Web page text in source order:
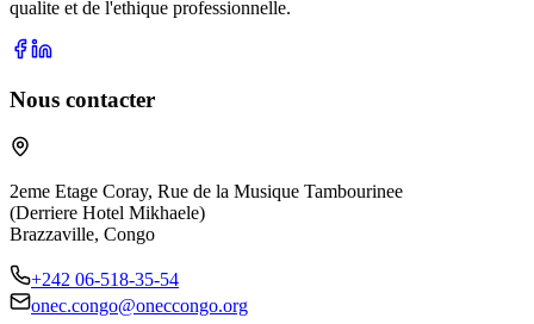
qualite et de l'ethique professionnelle.
Nous contacter
2eme Etage Coray, Rue de la Musique Tambourinee
(Derriere Hotel Mikhaele)
Brazzaville, Congo
+242 06-518-35-54
onec.congo@oneccongo.org